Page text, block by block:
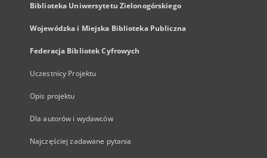
Biblioteka Uniwersytetu Zielonogórskiego
Wojewódzka i Miejska Biblioteka Publiczna
Federacja Bibliotek Cyfrowych
Uczestnicy Projektu
Opis projektu
Dla autorów i wydawców
Najczęściej zadawane pytania